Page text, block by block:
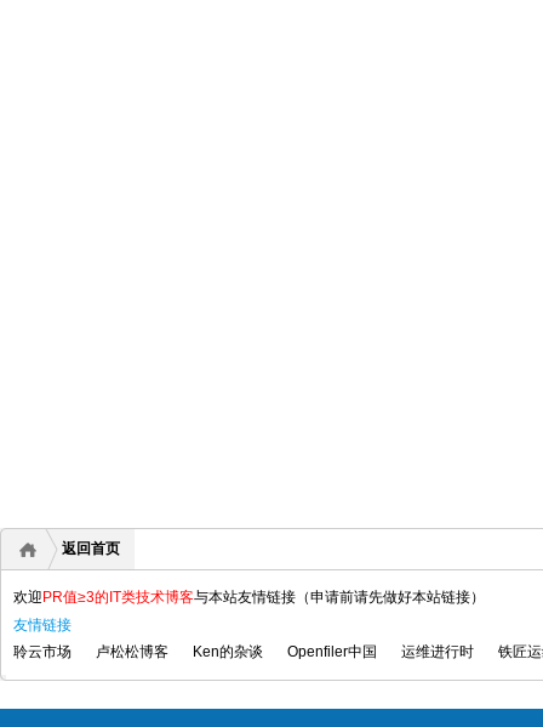
返回首页
欢迎 PR值≥3的IT类技术博客与本站友情链接（申请前请先做好本站链接）
友情链接
聆云市场
卢松松博客 Ken的杂谈 Openfiler中国 运维进行时 铁匠